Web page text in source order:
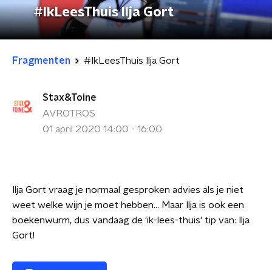
#IkLeesThuis Ilja Gort
Fragmenten #IkLeesThuis Ilja Gort
Stax&Toine
AVROTROS
01 april 2020 14:00 - 16:00
Ilja Gort vraag je normaal gesproken advies als je niet
weet welke wijn je moet hebben... Maar Ilja is ook een
boekenwurm, dus vandaag de 'ik-lees-thuis' tip van: Ilja
Gort!